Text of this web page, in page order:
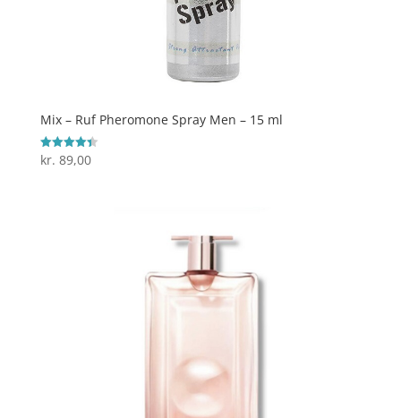
Mix – Ruf Pheromone Spray Men – 15 ml
Vurderet
4.4
kr. 89,00